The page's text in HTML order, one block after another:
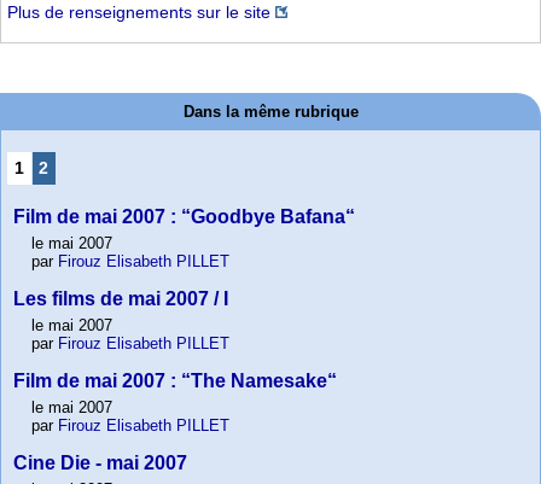
Plus de renseignements sur le site
Dans la même rubrique
1 2
Film de mai 2007 : “Goodbye Bafana“
le mai 2007
par Firouz Elisabeth PILLET
Les films de mai 2007 / I
le mai 2007
par Firouz Elisabeth PILLET
Film de mai 2007 : “The Namesake“
le mai 2007
par Firouz Elisabeth PILLET
Cine Die - mai 2007